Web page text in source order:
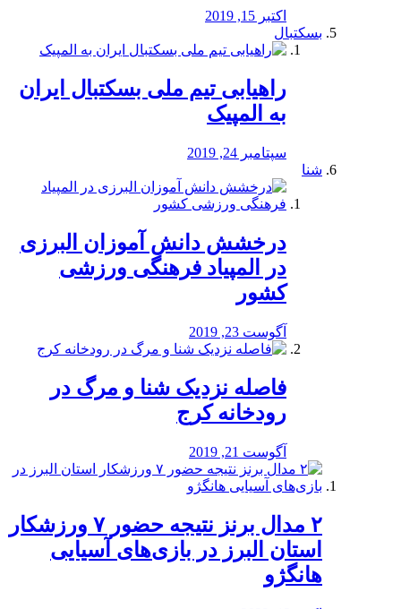
اکتبر 15, 2019
بسکتبال
راهیابی تیم ملی بسکتبال ایران
به المپیک
سپتامبر 24, 2019
شنا
درخشش دانش آموزان البرزی
در المپیاد فرهنگی ورزشی
کشور
آگوست 23, 2019
️فاصله نزدیک شنا و مرگ در
رودخانه کرج
آگوست 21, 2019
۲ مدال برنز نتیجه حضور ۷ ورزشکار
استان البرز در بازی‌های آسیایی
هانگژو